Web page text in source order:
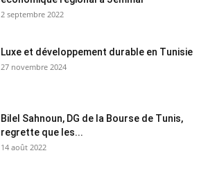
2 septembre 2022
Luxe et développement durable en Tunisie
27 novembre 2024
Bilel Sahnoun, DG de la Bourse de Tunis,
regrette que les...
14 août 2022